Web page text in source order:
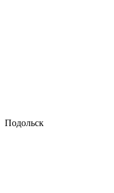
Подольск